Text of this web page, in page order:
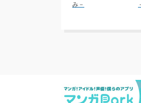
み－